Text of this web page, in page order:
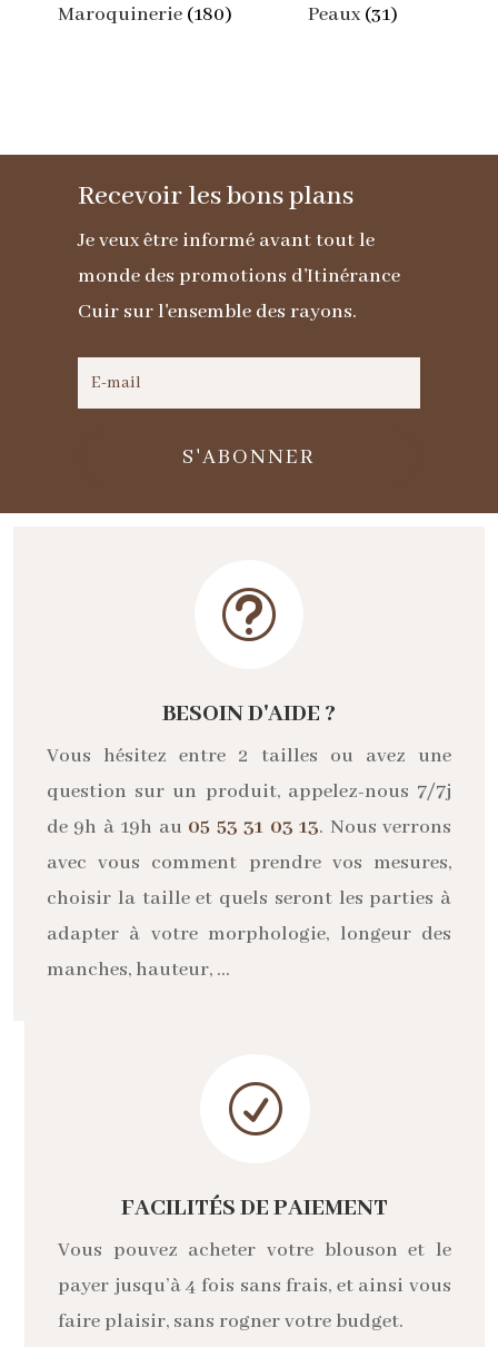
Maroquinerie (180) Peaux (31)
Recevoir les bons plans
Je veux être informé avant tout le
monde des promotions d'Itinérance
Cuir sur l'ensemble des rayons.
S'ABONNER
t
BESOIN D'AIDE ?
Vous hésitez entre 2 tailles ou avez une
question sur un produit, appelez-nous 7/7j
de 9h à 19h au 05 53 31 03 13. Nous verrons
avec vous comment prendre vos mesures,
choisir la taille et quels seront les parties à
adapter à votre morphologie, longeur des
manches, hauteur, …
R
FACILITÉS DE PAIEMENT
Vous pouvez acheter votre blouson et le
payer jusqu’à 4 fois sans frais, et ainsi vous
faire plaisir, sans rogner votre budget.